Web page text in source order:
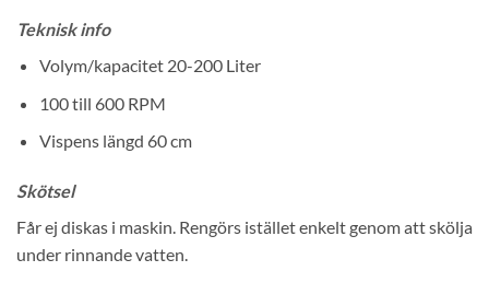
Teknisk info
Volym/kapacitet 20-200 Liter
100 till 600 RPM
Vispens längd 60 cm
Skötsel
Får ej diskas i maskin. Rengörs istället enkelt genom att skölja
under rinnande vatten.